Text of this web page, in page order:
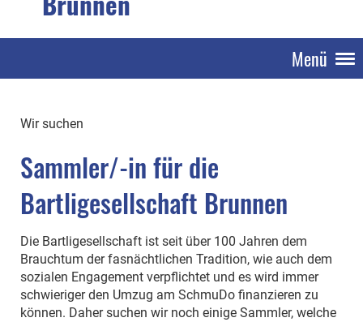
Menü
Wir suchen
Sammler/-in für die
Bartligesellschaft Brunnen
Die Bartligesellschaft ist seit über 100 Jahren dem
Brauchtum der fasnächtlichen Tradition, wie auch dem
sozialen Engagement verpflichtet und es wird immer
schwieriger den Umzug am SchmuDo finanzieren zu
können. Daher suchen wir noch einige Sammler, welche